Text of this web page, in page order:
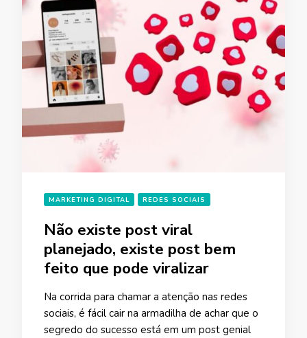
MARKETING DIGITAL REDES SOCIAIS
Não existe post viral
planejado, existe post bem
feito que pode viralizar
Na corrida para chamar a atenção nas redes
sociais, é fácil cair na armadilha de achar que o
segredo do sucesso está em um post genial